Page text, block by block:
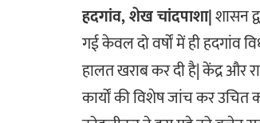
हदगांव, शेख चांदपाशा|शासन
गई केवल दो वर्षों में ही हदगांव
हालत खराब कर दी है| केंद्र और
कार्यों की विशेष जांच कर उचित